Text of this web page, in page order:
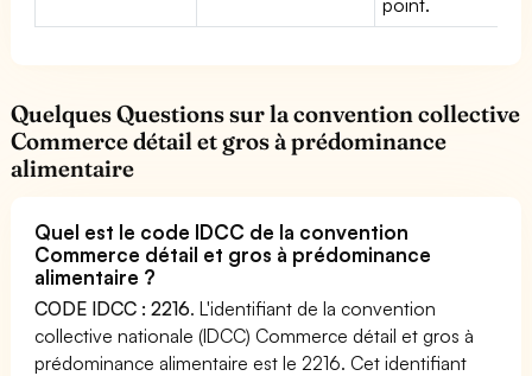
Quelques Questions sur la convention collective
Commerce détail et gros à prédominance
alimentaire
Quel est le code IDCC de la convention
Commerce détail et gros à prédominance
alimentaire ?
CODE IDCC : 2216. L'identifiant de la convention
collective nationale (IDCC) Commerce détail et gros à
prédominance alimentaire est le 2216. Cet identifiant